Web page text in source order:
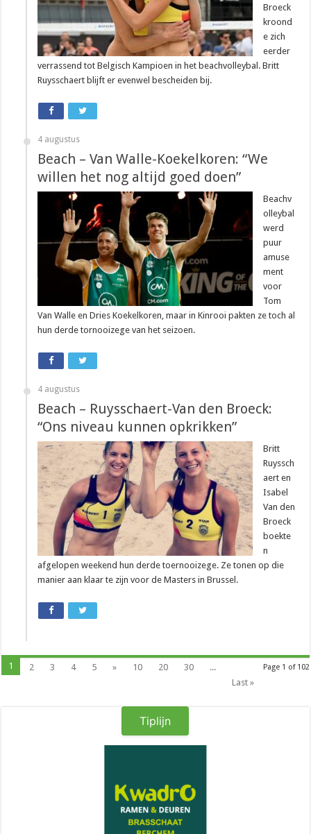
Broeck
kroond
e zich
eerder
verrassend tot Belgisch Kampioen in het beachvolleybal. Britt
Ruysschaert blijft er evenwel bescheiden bij.
4 augustus
Beach – Van Walle-Koekelkoren: “We
willen het nog altijd goed doen”
Beachv
olleybal
werd
puur
amuse
ment
voor
Tom
Van Walle en Dries Koekelkoren, maar in Kinrooi pakten ze toch al
hun derde tornooizege van het seizoen.
4 augustus
Beach – Ruysschaert-Van den Broeck:
“Ons niveau kunnen opkrikken”
Britt
Ruyssch
aert en
Isabel
Van den
Broeck
boekte
n
afgelopen weekend hun derde toernooizege. Ze tonen op die
manier aan klaar te zijn voor de Masters in Brussel.
Page 1 of 102
1 2 3 4 5 » 10 20 30
...
Last »
Tiplijn